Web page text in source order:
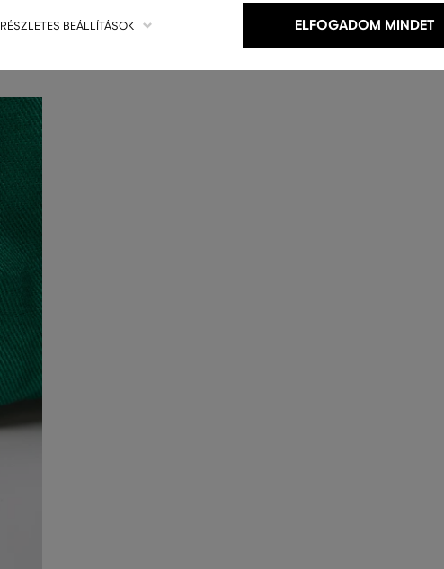
RÉSZLETES BEÁLLÍTÁSOK ELFOGADOM MINDET